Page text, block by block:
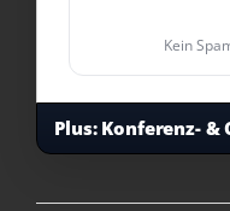
Kein
Plus:Konferenz- &